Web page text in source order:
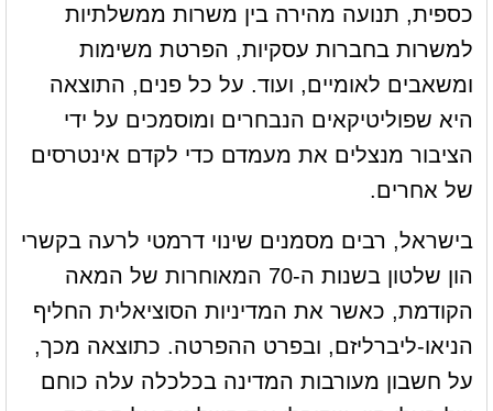
כספית, תנועה מהירה בין משרות ממשלתיות
למשרות בחברות עסקיות, הפרטת משימות
ומשאבים לאומיים, ועוד. על כל פנים, התוצאה
היא שפוליטיקאים הנבחרים ומוסמכים על ידי
הציבור מנצלים את מעמדם כדי לקדם אינטרסים
של אחרים.
בישראל, רבים מסמנים שינוי דרמטי לרעה בקשרי
הון שלטון בשנות ה-70 המאוחרות של המאה
הקודמת, כאשר את המדיניות הסוציאלית החליף
הניאו-ליברליזם, ובפרט ההפרטה. כתוצאה מכך,
על חשבון מעורבות המדינה בכלכלה עלה כוחם